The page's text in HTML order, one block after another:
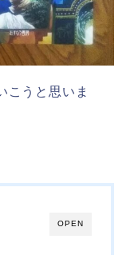
こうと思いま
OPEN